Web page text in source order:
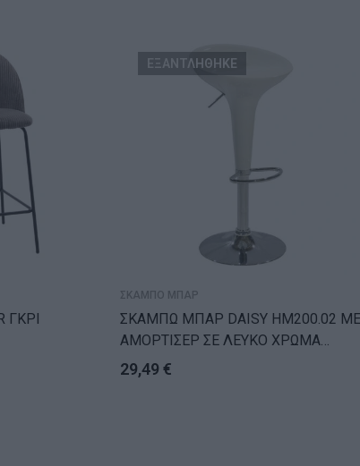
ΓΚΡΙ
ΕΞΑΝΤΛΗΘΗΚΕ
ΣΚΑΜΠΟ ΜΠΑΡ
ΣΚΑΜΠΩ ΜΠΑΡ DAISY HM200.02 ΜΕ
ΑΜΟΡΤΙΣΕΡ ΣΕ ΛΕΥΚΟ ΧΡΩΜΑ
44x38x78 εκ.
29,49 €